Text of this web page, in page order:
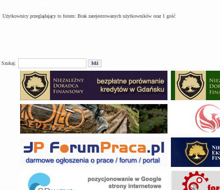
Użytkownicy przeglądający to forum: Brak zarejestrowanych użytkowników oraz 1 gość
Szukaj: